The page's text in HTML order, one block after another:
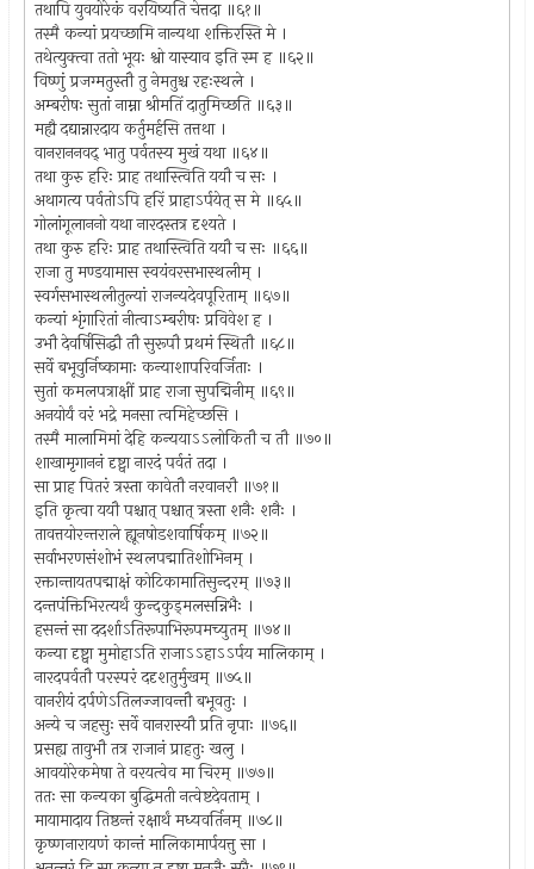
तथापि युवयोरेकं वरयिष्यति चेत्तदा ॥६१॥
तस्मै कन्यां प्रयच्छामि नान्यथा शक्तिरस्ति मे ।
तथेत्युक्त्वा ततो भूयः श्वो यास्याव इति स्म ह ॥६२॥
विष्णुं प्रजग्मतुस्तौ तु नेमतुश्च रहःस्थले ।
अम्बरीषः सुतां नाम्ना श्रीमतिं दातुमिच्छति ॥६३॥
मह्यै दद्यान्नारदाय कर्तुमर्हसि तत्तथा ।
वानराननवद् भातु पर्वतस्य मुखं यथा ॥६४॥
तथा कुरु हरिः प्राह तथास्त्विति ययौ च सः ।
अथागत्य पर्वतोऽपि हरिं प्राहाऽर्पयेत् स मे ॥६५॥
गोलांगूलाननो यथा नारदस्तत्र दृश्यते ।
तथा कुरु हरिः प्राह तथास्त्विति ययौ च सः ॥६६॥
राजा तु मण्डयामास स्वयंवरसभास्थलीम् ।
स्वर्गसभास्थलीतुल्यां राजन्यदेवपूरिताम् ॥६७॥
कन्यां शृंगारितां नीत्वाऽम्बरीषः प्रविवेश ह ।
उभौ देवर्षिसिद्धौ तौ सुरूपौ प्रथमं स्थितौ ॥६८॥
सर्वे बभूवुर्निष्कामाः कन्याशापरिवर्जिताः ।
सुतां कमलपत्राक्षीं प्राह राजा सुपद्मिनीम् ॥६९॥
अनयोर्यं वरं भद्रे मनसा त्वमिहेच्छसि ।
तस्मै मालामिमां देहि कन्ययाऽऽलोकितौ च तौ ॥७०॥
शाखामृगाननं दृष्ट्वा नारदं पर्वतं तदा ।
सा प्राह पितरं त्रस्ता कावेतौ नरवानरौ ॥७१॥
इति कृत्वा ययौ पश्चात् पश्चात् त्रस्ता शनैः शनैः ।
तावत्तयोरन्तराले ह्यूनषोडशवार्षिकम् ॥७२॥
सर्वाभरणसंशोभं स्थलपद्मातिशोभिनम् ।
रक्तान्तायतपद्माक्षं कोटिकामातिसुन्दरम् ॥७३॥
दन्तपंक्तिभिरत्यर्थं कुन्दकुड्मलसन्निभैः ।
हसन्तं सा ददर्शाऽतिरूपाभिरूपमच्युतम् ॥७४॥
कन्या दृष्ट्वा मुमोहाऽति राजाऽऽहाऽऽर्पय मालिकाम् ।
नारदपर्वतौ परस्परं ददृशतुर्मुखम् ॥७५॥
वानरीयं दर्पणेऽतिलज्जावन्तौ बभूवतुः ।
अन्ये च जहसुः सर्वे वानरास्यौ प्रति नृपाः ॥७६॥
प्रसह्य तावुभौ तत्र राजानं प्राहतुः खलु ।
आवयोरेकमेषा ते वरयत्वेव मा चिरम् ॥७७॥
ततः सा कन्यका बुद्धिमती नत्वेष्टदेवताम् ।
मायामादाय तिष्ठन्तं रक्षार्थं मध्यवर्तिनम् ॥७८॥
कृष्णनारायणं कान्तं मालिकामार्पयत्तु सा ।